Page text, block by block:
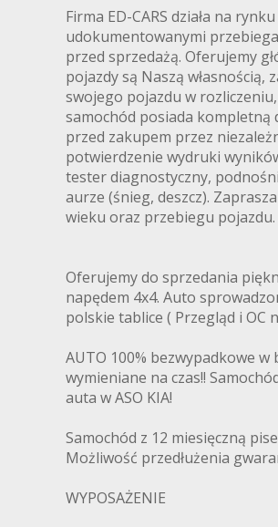
Firma ED-CARS działa na
udokumentowanymi
przed sprzedażą. Oferujemy
pojazdy są Naszą
swojego pojazdu w
samochód posiada kompletną
przed zakupem przez
potwierdzenie wydruki
tester diagnostyczny,
aurze (śnieg, deszcz).
wieku oraz przebiegu pojazdu.
Oferujemy do sprzedania
napędem 4x4. Auto
polskie tablice ( Przegląd i OC
AUTO 100% bezwypadkowe
wymieniane na czas!!
auta w ASO KIA!
Samochód z 12 miesięczną
Możliwość przedłużenia
WYPOSAŻENIE